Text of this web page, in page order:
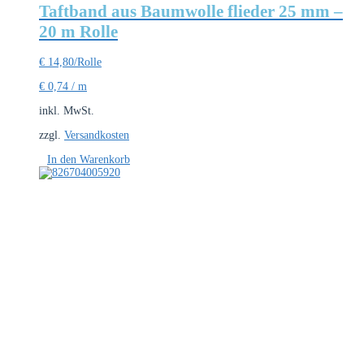
Taftband aus Baumwolle flieder 25 mm –
20 m Rolle
€ 14,80/Rolle
€ 0,74 / m
inkl. MwSt.
zzgl. Versandkosten
In den Warenkorb